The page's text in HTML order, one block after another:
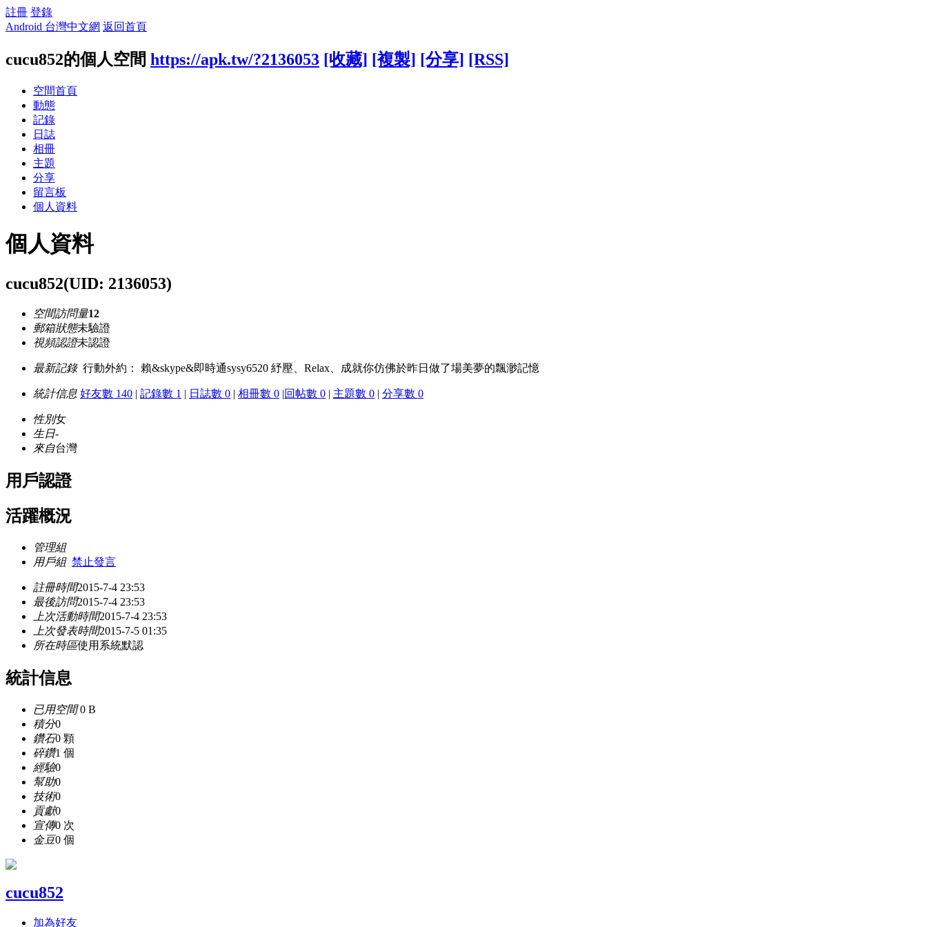
註冊 登錄
Android 台灣中文網 返回首頁
cucu852的個人空間 https://apk.tw/?2136053 [收藏] [複製] [分享] [RSS]
空間首頁
動態
記錄
日誌
相冊
主題
分享
留言板
個人資料
個人資料
cucu852(UID: 2136053)
空間訪問量12
郵箱狀態未驗證
視頻認證未認證
最新記錄 行動外約： 賴&skype&即時通sysy6520 紓壓、Relax、成就你仿佛於昨日做了場美夢的飄渺記憶
統計信息 好友數 140 | 記錄數 1 | 日誌數 0 | 相冊數 0 |回帖數 0 | 主題數 0 | 分享數 0
性別女
生日-
來自台灣
用戶認證
活躍概況
管理組
用戶組 禁止發言
註冊時間2015-7-4 23:53
最後訪問2015-7-4 23:53
上次活動時間2015-7-4 23:53
上次發表時間2015-7-5 01:35
所在時區使用系統默認
統計信息
已用空間0 B
積分0
鑽石0 顆
碎鑽1 個
經驗0
幫助0
技術0
貢獻0
宣傳0 次
金豆0 個
cucu852
加為好友